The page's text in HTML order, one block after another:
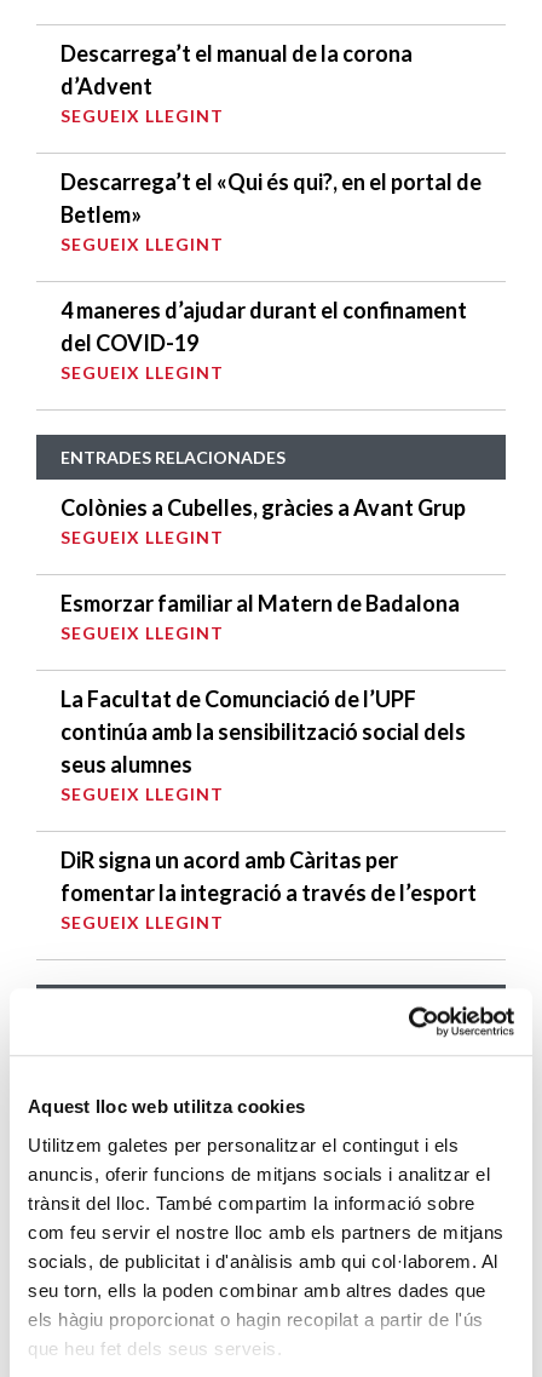
Aquest lloc web utilitza cookies
Utilitzem galetes per personalitzar el contingut i els
anuncis, oferir funcions de mitjans socials i analitzar el
trànsit del lloc. També compartim la informació sobre
com feu servir el nostre lloc amb els partners de mitjans
socials, de publicitat i d'anàlisis amb qui col·laborem. Al
seu torn, ells la poden combinar amb altres dades que
els hàgiu proporcionat o hagin recopilat a partir de l'ús
que heu fet dels seus serveis.
Descarrega’t el manual de la corona
d’Advent
SEGUEIX LLEGINT
Descarrega’t el «Qui és qui?, en el portal de
Betlem»
SEGUEIX LLEGINT
4 maneres d’ajudar durant el confinament
del COVID-19
SEGUEIX LLEGINT
ENTRADES RELACIONADES
Colònies a Cubelles, gràcies a Avant Grup
SEGUEIX LLEGINT
Esmorzar familiar al Matern de Badalona
SEGUEIX LLEGINT
La Facultat de Comunciació de l’UPF
continúa amb la sensibilització social dels
seus alumnes
SEGUEIX LLEGINT
DiR signa un acord amb Càritas per
fomentar la integració a través de l’esport
SEGUEIX LLEGINT
Càritas expressa la seva preocupació per
SEGUEIX LLEGINT
Càritas Barcelona acompanya més de
4.100 persones en el dispositiu
extraordinari de regularització
SEGUEIX LLEGINT